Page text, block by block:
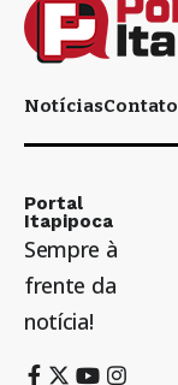
NotíciasContato
Portal
Itapipoca
Sempre à
frente da
notícia!